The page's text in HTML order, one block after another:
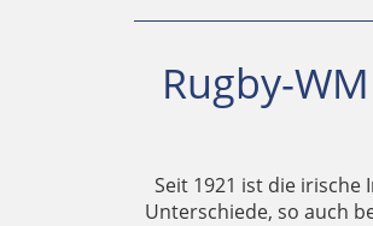
Rugby-
Seit 1921 ist die irische
Unterschiede, so auch